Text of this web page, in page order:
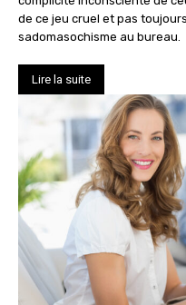
de ce jeu cruel et pas
sadomasochisme au bureau.
Lire la suite